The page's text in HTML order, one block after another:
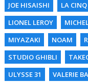
JOE HISAISHI
LA CINQ
LIONEL LEROY
MIYAZAKI
NOAM
STUDIO GHIBLI
ULYSSE 31
VALERIE